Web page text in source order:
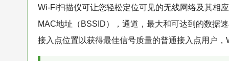
Wi-Fi扫描仪可让您轻松定位可见的无线网络及其相
MAC地址（BSSID），通道，最大和可达到的数据
接入点位置以获得最佳信号质量的普通接入点用户